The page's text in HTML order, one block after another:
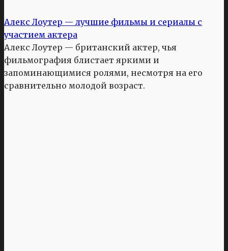
Алекс Лоутер — лучшие фильмы и сериалы с
участием актера
Алекс Лоутер — британский актер, чья
фильмография блистает яркими и
запоминающимися ролями, несмотря на его
сравнительно молодой возраст.